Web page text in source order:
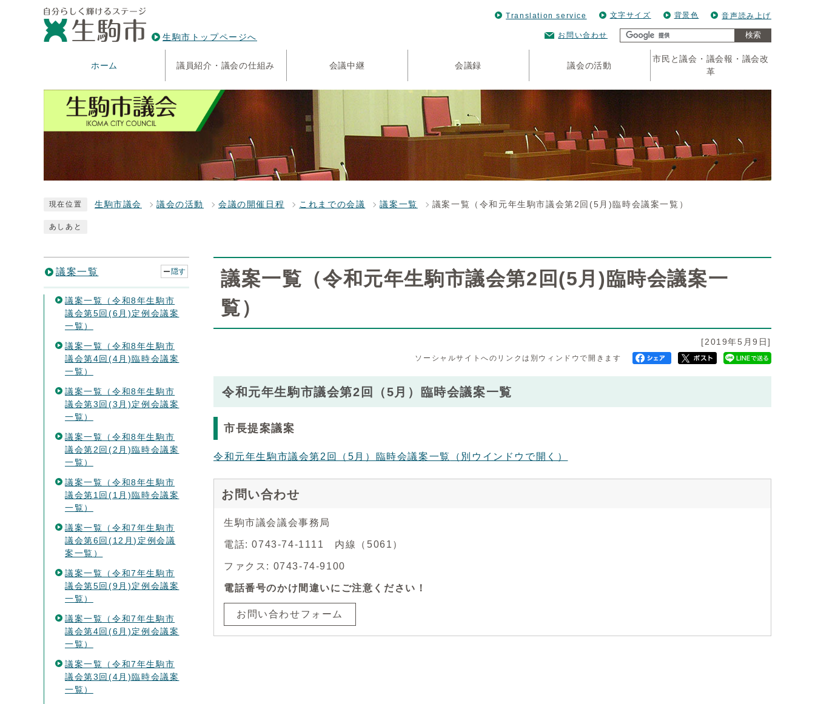
生駒市トップページへ
Translation service 文字サイズ 背景色 音声読み上げ
お問い合わせ 検索
ホーム 議員紹介・議会の仕組み 会議中継 会議録 議会の活動
市民と議会・議会報・議会改
革
現在位置 生駒市議会 議会の活動 会議の開催日程 これまでの会議 議案一覧 議案一覧（令和元年生駒市議会第2回(5月)臨時会議案一覧）
あしあと
議案一覧（令和元年生駒市議会第2回(5月)臨時会議案一
覧）
[2019年5月9日]
ソーシャルサイトへのリンクは別ウィンドウで開きます
令和元年生駒市議会第2回（5月）臨時会議案一覧
市長提案議案
令和元年生駒市議会第2回（5月）臨時会議案一覧 （別ウインドウで開く）
お問い合わせ
生駒市議会議会事務局
電話: 0743-74-1111 内線（5061）
ファクス: 0743-74-9100
電話番号のかけ間違いにご注意ください！
お問い合わせフォーム
議案一覧 隠す
議案一覧（令和8年生駒市
議会第5回(6月)定例会議案
一覧）
議案一覧（令和8年生駒市
議会第4回(4月)臨時会議案
一覧）
議案一覧（令和8年生駒市
議会第3回(3月)定例会議案
一覧）
議案一覧（令和8年生駒市
議会第2回(2月)臨時会議案
一覧）
議案一覧（令和8年生駒市
議会第1回(1月)臨時会議案
一覧）
議案一覧（令和7年生駒市
議会第6回(12月)定例会議
案一覧）
議案一覧（令和7年生駒市
議会第5回(9月)定例会議案
一覧）
議案一覧（令和7年生駒市
議会第4回(6月)定例会議案
一覧）
議案一覧（令和7年生駒市
議会第3回(4月)臨時会議案
一覧）